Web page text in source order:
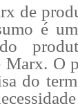
de
é
do
Marx. O
do